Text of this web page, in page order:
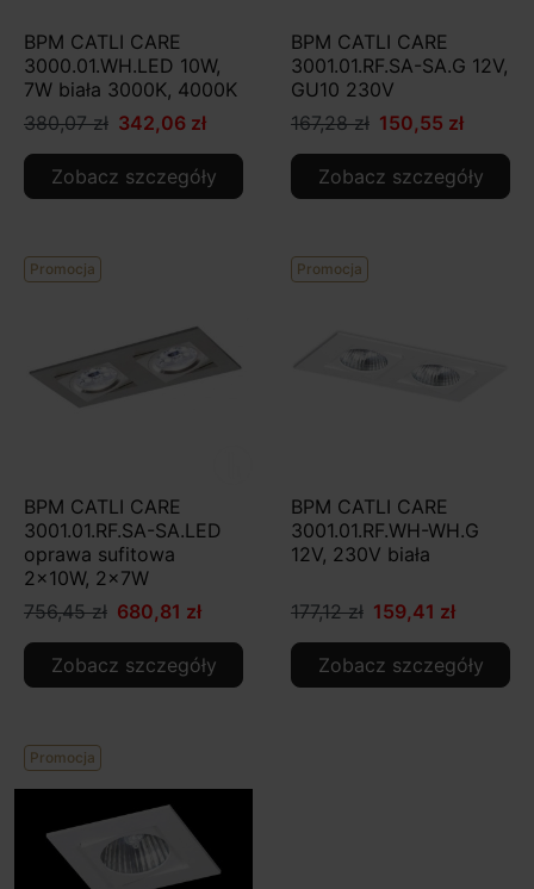
BPM CATLI CARE
3000.01.WH.LED 10W,
7W biała 3000K, 4000K
380,07 zł 342,06 zł
Zobacz szczegóły
BPM CATLI CARE
3001.01.RF.SA-SA.G 12V,
GU10 230V
167,28 zł 150,55 zł
Zobacz szczegóły
Promocja
BPM CATLI CARE
3001.01.RF.SA-SA.LED
oprawa sufitowa
2x10W, 2x7W
756,45 zł 680,81 zł
Zobacz szczegóły
Promocja
BPM CATLI CARE
3001.01.RF.WH-WH.G
12V, 230V biała
177,12 zł 159,41 zł
Zobacz szczegóły
Promocja